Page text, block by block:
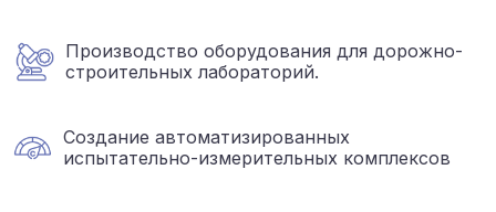
Производство оборудования для дорожно-
строительных лабораторий.
Создание автоматизированных
испытательно-измерительных комплексов